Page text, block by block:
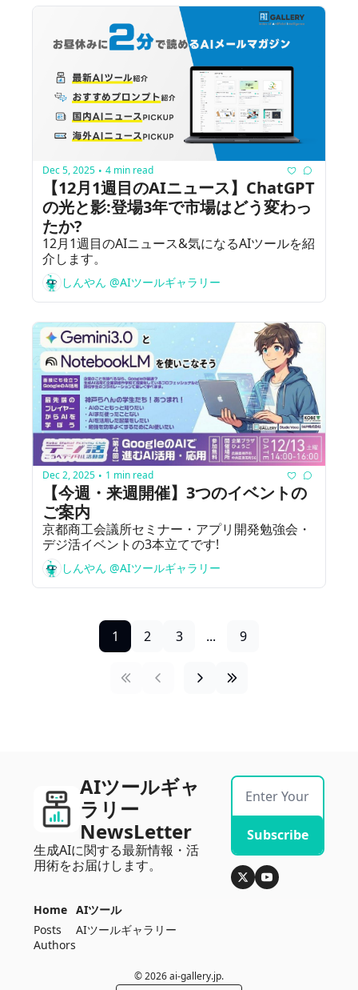
Dec 5, 2025 • 4 min read
【12月1週目のAIニュース】ChatGPT
の光と影:登場3年で市場はどう変わっ
たか?
12月1週目のAIニュース&気になるAIツールを紹
介します。
しんやん @AIツールギャラリー
Dec 2, 2025 • 1 min read
【今週・来週開催】3つのイベントの
ご案内
京都商工会議所セミナー・アプリ開発勉強会・
デジ活イベントの3本立てです!
しんやん @AIツールギャラリー
1 2 3 ... 9
AIツールギャ
ラリー
NewsLetter
生成AIに関する最新情報・活
用術をお届けします。
Subscribe
Home
Posts
Authors
AIツール
AIツールギャラリー
© 2026 ai-gallery.jp.